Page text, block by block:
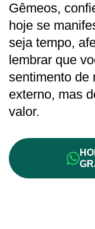
PREVISÃO
Gêmeos,
hoje se
seja tempo,
lembrar que
sentimento de
externo, mas
valor.